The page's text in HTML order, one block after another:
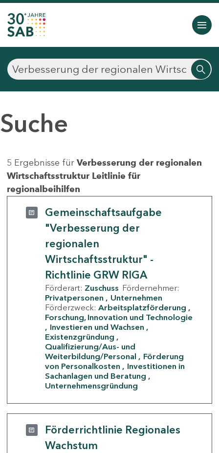
Suche
5 Ergebnisse für Verbesserung der regionalen
Wirtschaftsstruktur Leitlinie für
regionalbeihilfen
Gemeinschaftsaufgabe
"Verbesserung der
regionalen
Wirtschaftsstruktur" -
Richtlinie GRW RIGA
Förderart: Zuschuss Fördernehmer:
Privatpersonen
Unternehmen
Förderzweck: Arbeitsplatzförderung
Forschung, Innovation und Technologie
Investieren und Wachsen
Existenzgründung
Qualifizierung/Aus- und
Weiterbildung/Personal
Förderung
von Personalkosten
Investitionen in
Sachanlagen und Beratung
Unternehmensgründung
Förderrichtlinie Regionales
Wachstum